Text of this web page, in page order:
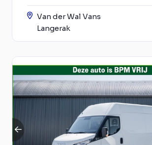
Van der Wal Vans
Langerak